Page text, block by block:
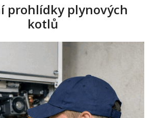
prohlídky plynových
kotlů